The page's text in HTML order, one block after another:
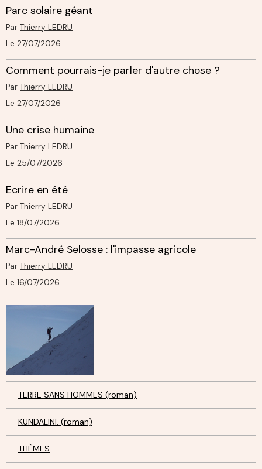
Parc solaire géant
Par Thierry LEDRU
Le 27/07/2026
Comment pourrais-je parler d'autre chose ?
Par Thierry LEDRU
Le 27/07/2026
Une crise humaine
Par Thierry LEDRU
Le 25/07/2026
Ecrire en été
Par Thierry LEDRU
Le 18/07/2026
Marc-André Selosse : l'impasse agricole
Par Thierry LEDRU
Le 16/07/2026
TERRE SANS HOMMES (roman)
KUNDALINI. (roman)
THÈMES